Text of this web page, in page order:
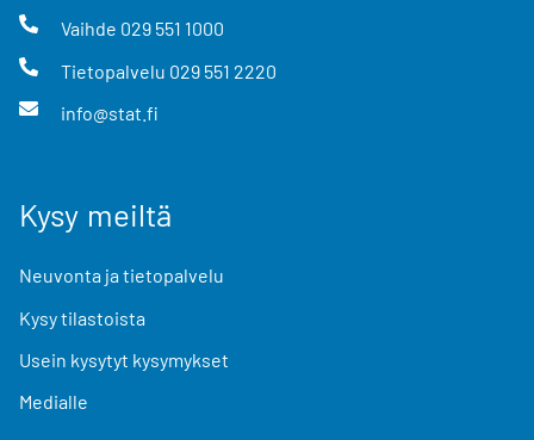
Vaihde 029 551 1000
Tietopalvelu 029 551 2220
info@stat.fi
Kysy meiltä
Neuvonta ja tietopalvelu
Kysy tilastoista
Usein kysytyt kysymykset
Medialle